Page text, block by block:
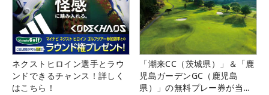
ネクストヒロイン選手とラウ
ンドできるチャンス！詳しく
はこちら！
「潮来CC（茨城県）」＆「鹿
児島ガーデンGC（鹿児島
県）」の無料プレー券が当た